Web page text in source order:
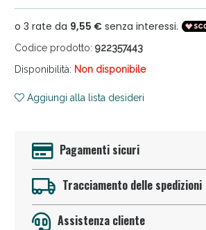
Codice prodotto: 922357443
Disponibilità: Non disponibile
Aggiungi alla lista desideri
Pagamenti sicuri
Tracciamento delle spedizioni
Assistenza cliente